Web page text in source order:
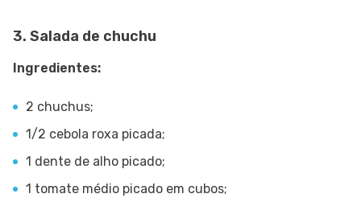
3. Salada de chuchu
Ingredientes:
2 chuchus;
1/2 cebola roxa picada;
1 dente de alho picado;
1 tomate médio picado em cubos;